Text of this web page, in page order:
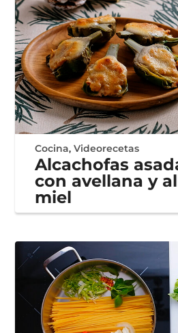
Cocina,Videorecetas
Alcachofas
con avellana y
miel